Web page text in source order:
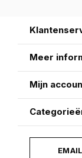
Meer
Mijn